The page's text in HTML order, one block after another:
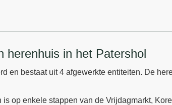
herenhuis in het Patershol
en bestaat uit 4 afgewerkte entiteiten. De
op enkele stappen van de Vrijdagmarkt,